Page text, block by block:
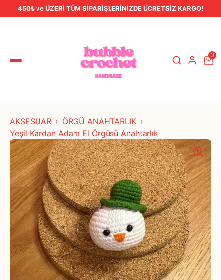
450₺ ve ÜZERİ TÜM SİPARİŞLERİNİZDE ÜCRETSİZ KARGO!
0
AKSESUAR
ÖRGÜ ANAHTARLIK
Yeşil Kardan Adam El Örgüsü Anahtarlık